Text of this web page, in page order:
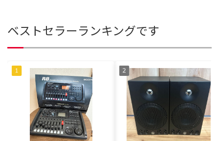
ベストセラーランキングです